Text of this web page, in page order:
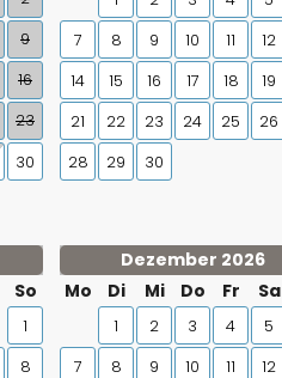
9
16
23
30
7
8 9 10 11 12
14
15 16 17 18 19
21
22 23 24 25 26
28
29 30
So
1
8
Dezember 2026
Mo
Di Mi Do Fr Sa
1 2 3 4 5
7
8 9 10 11 12